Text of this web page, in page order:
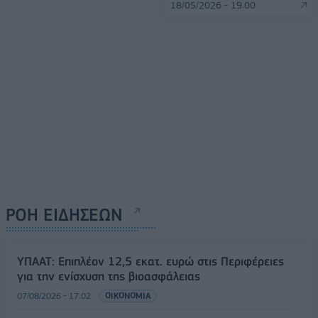
18/05/2026 - 19:00
ΡΟΗ ΕΙΔΗΣΕΩΝ
ΥΠΑΑΤ: Επιπλέον 12,5 εκατ. ευρώ στις Περιφέρειες
για την ενίσχυση της βιοασφάλειας
07/08/2026 - 17:02 ΟΙΚΟΝΟΜΙΑ